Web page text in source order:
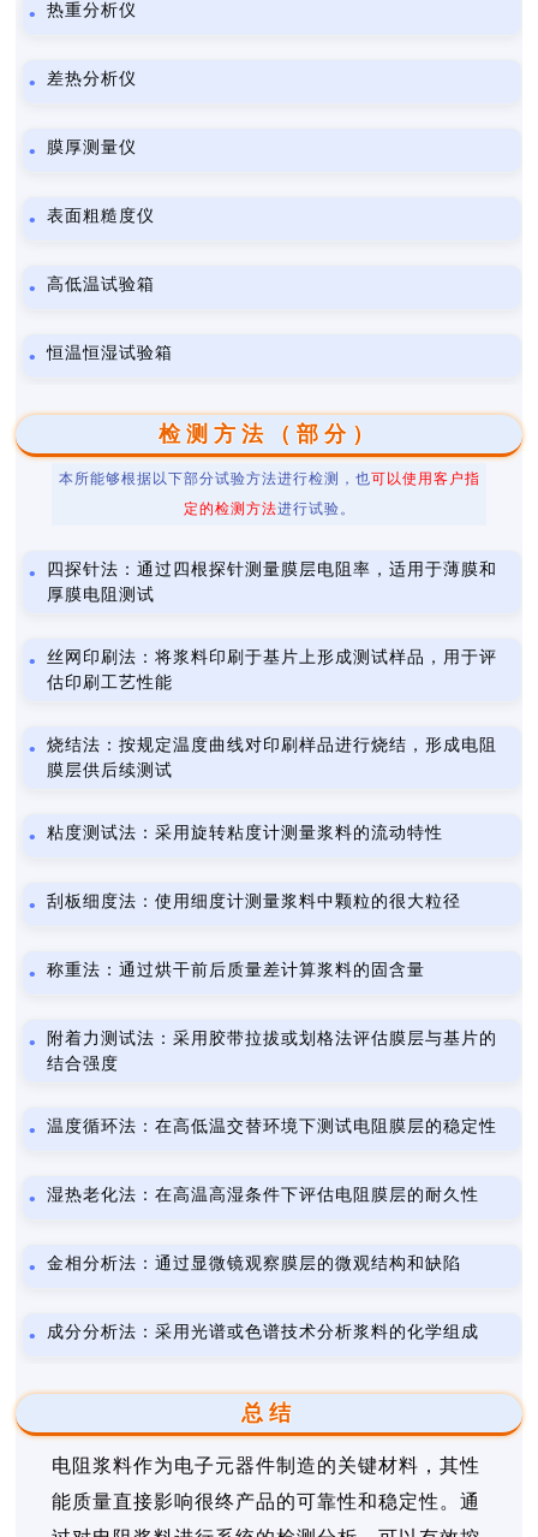
热重分析仪
差热分析仪
膜厚测量仪
表面粗糙度仪
高低温试验箱
恒温恒湿试验箱
检测方法（部分）
本所能够根据以下部分试验方法进行检测，也可以使用客户指
定的检测方法进行试验。
四探针法：通过四根探针测量膜层电阻率，适用于薄膜和
厚膜电阻测试
丝网印刷法：将浆料印刷于基片上形成测试样品，用于评
估印刷工艺性能
烧结法：按规定温度曲线对印刷样品进行烧结，形成电阻
膜层供后续测试
粘度测试法：采用旋转粘度计测量浆料的流动特性
刮板细度法：使用细度计测量浆料中颗粒的很大粒径
称重法：通过烘干前后质量差计算浆料的固含量
附着力测试法：采用胶带拉拔或划格法评估膜层与基片的
结合强度
温度循环法：在高低温交替环境下测试电阻膜层的稳定性
湿热老化法：在高温高湿条件下评估电阻膜层的耐久性
金相分析法：通过显微镜观察膜层的微观结构和缺陷
成分分析法：采用光谱或色谱技术分析浆料的化学组成
总结
电阻浆料作为电子元器件制造的关键材料，其性
能质量直接影响很终产品的可靠性和稳定性。通